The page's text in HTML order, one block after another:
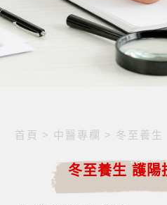
首頁 > 中醫專欄 > 冬至養生
冬至養生 護陽